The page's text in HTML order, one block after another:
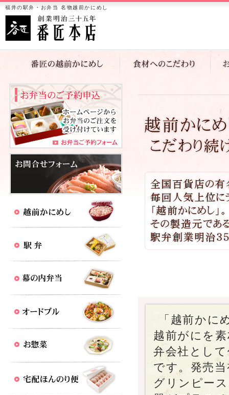
福井の駅弁・お弁当 名物越前かにめし
「越前かに
越前がにを
弁会社とし
です。発売
グリンピー